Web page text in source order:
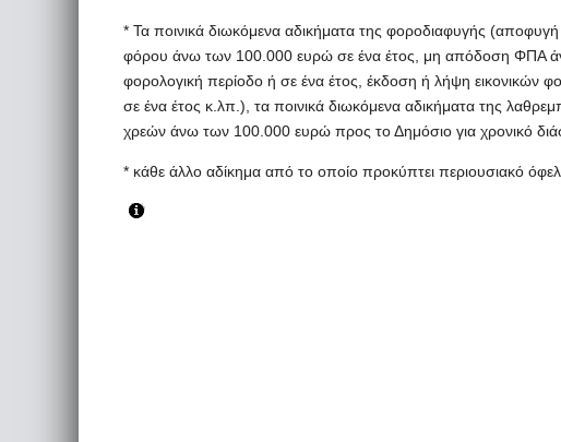
* Τα ποινικά διωκόμενα αδικήματα της φοροδιαφυγής
φόρου άνω των 100.000 ευρώ σε ένα έτος, μη απόδοση ΦΠΑ
φορολογική περίοδο ή σε ένα έτος, έκδοση ή λήψη εικονικών
σε ένα έτος κ.λπ.), τα ποινικά διωκόμενα αδικήματα της
χρεών άνω των 100.000 ευρώ προς το Δημόσιο για χρονικό
* κάθε άλλο αδίκημα από το οποίο προκύπτει περιουσιακό